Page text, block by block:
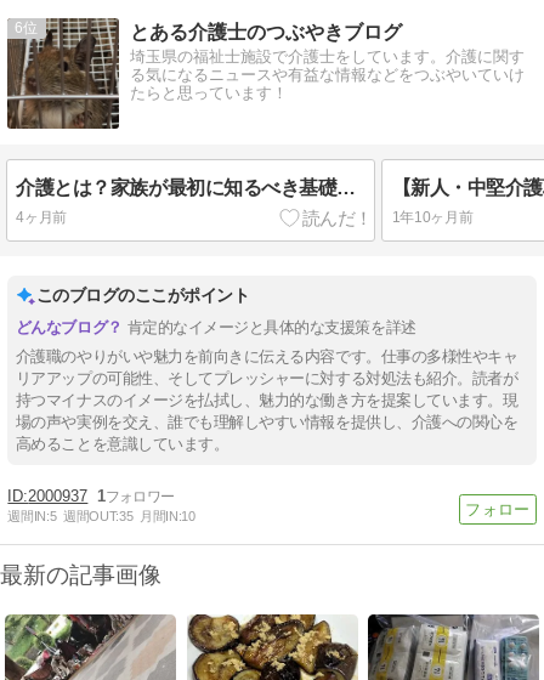
6 とある介護士のつぶやきブログ
埼玉県の福祉士施設で介護士をしています。介護に関す
る気になるニュースや有益な情報などをつぶやいていけ
たらと思っています！
介護とは？家族が最初に知るべき基礎知識と相談先
4ヶ月前 1年10ヶ月前
このブログのここがポイント
肯定的なイメージと具体的な支援策を詳述
介護職のやりがいや魅力を前向きに伝える内容です。仕事の多様性やキャ
リアアップの可能性、そしてプレッシャーに対する対処法も紹介。読者が
持つマイナスのイメージを払拭し、魅力的な働き方を提案しています。現
場の声や実例を交え、誰でも理解しやすい情報を提供し、介護への関心を
高めることを意識しています。
2000937 1
週間IN:5 週間OUT:35 月間IN:10
最新の記事画像